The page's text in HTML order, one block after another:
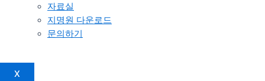
자료실
지명원 다운로드
문의하기
X